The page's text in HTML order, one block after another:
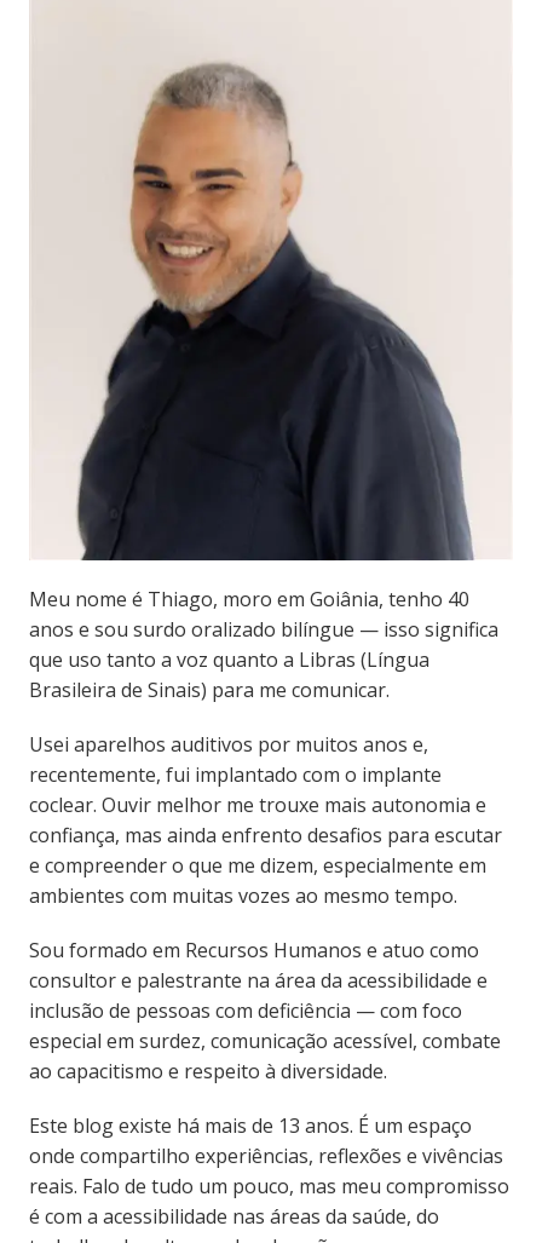
Meu nome é Thiago, moro em Goiânia, tenho 40
anos e sou surdo oralizado bilíngue — isso significa
que uso tanto a voz quanto a Libras (Língua
Brasileira de Sinais) para me comunicar.
Usei aparelhos auditivos por muitos anos e,
recentemente, fui implantado com o implante
coclear. Ouvir melhor me trouxe mais autonomia e
confiança, mas ainda enfrento desafios para escutar
e compreender o que me dizem, especialmente em
ambientes com muitas vozes ao mesmo tempo.
Sou formado em Recursos Humanos e atuo como
consultor e palestrante na área da acessibilidade e
inclusão de pessoas com deficiência — com foco
especial em surdez, comunicação acessível, combate
ao capacitismo e respeito à diversidade.
Este blog existe há mais de 13 anos. É um espaço
onde compartilho experiências, reflexões e vivências
reais. Falo de tudo um pouco, mas meu compromisso
é com a acessibilidade nas áreas da saúde, do